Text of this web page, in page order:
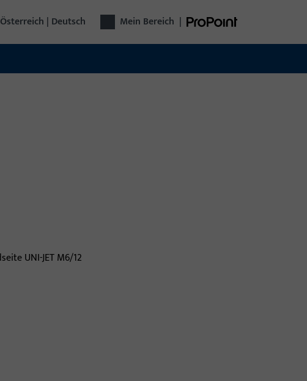
Österreich | Deutsch Mein Bereich |
Systeme für Sicherheit und Komfort – zuverlässig,